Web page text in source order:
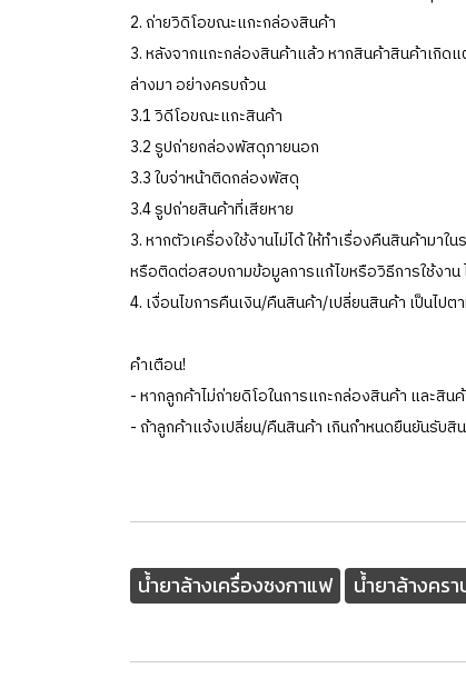
2. ถ่ายวิดิโอขณะแกะกล่องสินค้า
3. หลังจากแกะกล่องสินค้าแล้ว หากสินค้าสินค้าเกิด
ล่างมา อย่างครบถ้วน
3.1 วิดีโอขณะแกะสินค้า
3.2 รูปถ่ายกล่องพัสดุภายนอก
3.3 ใบจ่าหน้าติดกล่องพัสดุ
3.4 รูปถ่ายสินค้าที่เสียหาย
3. หากตัวเครื่องใช้งานไม่ได้ ให้ทำเรื่องคืนสินค้ามาใ
หรือติดต่อสอบถามข้อมูลการแก้ไขหรือวิธีการใช้งาน
4. เงื่อนไขการคืนเงิน/คืนสินค้า/เปลี่ยนสินค้า เป็นไปต
คำเตือน!
- หากลูกค้าไม่ถ่ายดิโอในการแกะกล่องสินค้า และสิ
- ถ้าลูกค้าแจ้งเปลี่ยน/คืนสินค้า เกินกำหนดยืนยันรับ
น้ำยาล้างเครื่องชงกาแฟ น้ำยาล้างคร